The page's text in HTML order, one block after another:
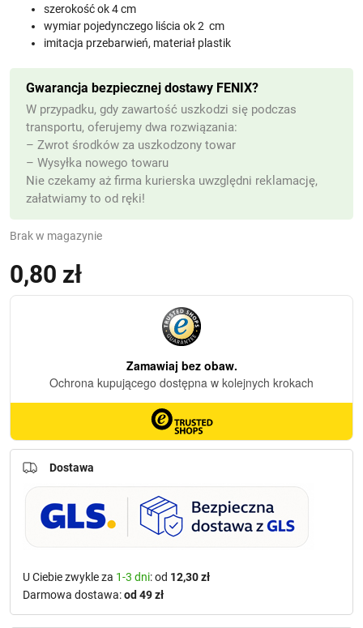
0,80 zł
szerokość ok 4 cm
wymiar pojedynczego liścia ok 2 cm
imitacja przebarwień, materiał plastik
Brak w magazynie
Gwarancja bezpiecznej dostawy FENIX?
W przypadku, gdy zawartość uszkodzi się podczas
transportu, oferujemy dwa rozwiązania:
– Zwrot środków za uszkodzony towar
– Wysyłka nowego towaru
Nie czekamy aż firma kurierska uwzględni reklamację,
załatwiamy to od ręki!
Dostawa
U Ciebie zwykle za 1-3 dni: od 12,30 zł
Darmowa dostawa:od 49 zł